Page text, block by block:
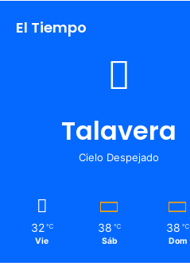
El Tiempo
Talavera
Cielo Despejado
32 ℃
Vie
38 ℃
Sáb
38 ℃
Dom